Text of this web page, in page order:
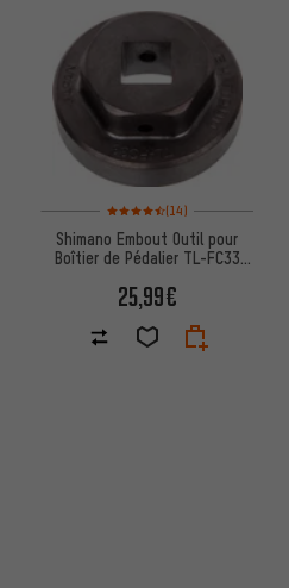
Note moyenne : 4,5 sur 5
(14)
Shimano Embout Outil pour
Boîtier de Pédalier TL-FC33
25,99€